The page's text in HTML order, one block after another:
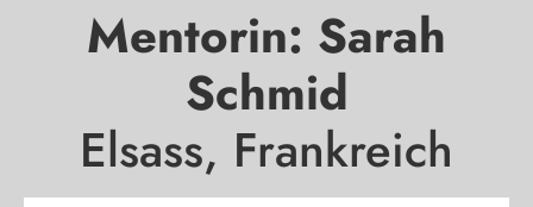
Mentorin: Sarah
Schmid
Elsass, Frankreich